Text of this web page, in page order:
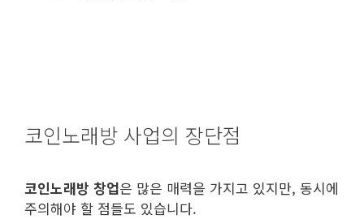
코인노래방 사업의 장단점
코인노래방 창업은 많은 매력을 가지고 있지만, 동시에
주의해야 할 점들도 있습니다.